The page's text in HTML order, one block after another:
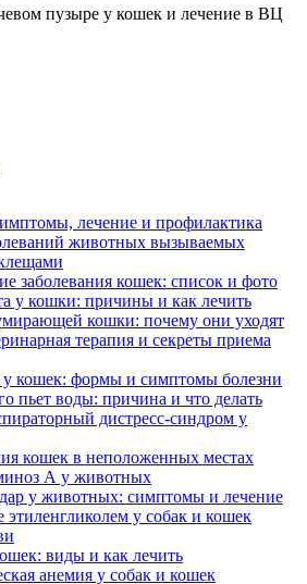
пузыре у кошек и лечение в ВЦ
лечение и профилактика
животных вызываемых
заболевания кошек: список и фото
у кошки: причины и как лечить
кошки: почему они уходят
терапия и секреты приема
кошек: формы и симптомы болезни
пьет воды: причина и что делать
дистресс-синдром у
кошек в неположенных местах
А у животных
у животных: симптомы и лечение
этиленгликолем у собак и кошек
виды и как лечить
анемия у собак и кошек